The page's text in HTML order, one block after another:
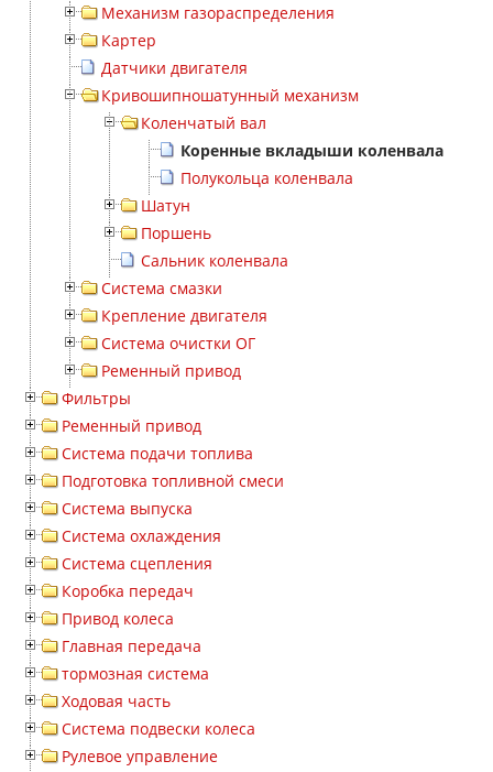
Механизм газораспределения
Картер
Датчики двигателя
Кривошипношатунный механизм
Коленчатый вал
Коренные вкладыши коленвала
Полукольца коленвала
Шатун
Поршень
Сальник коленвала
Система смазки
Крепление двигателя
Система очистки ОГ
Ременный привод
Фильтры
Ременный привод
Система подачи топлива
Подготовка топливной смеси
Система выпуска
Система охлаждения
Система сцепления
Коробка передач
Привод колеса
Главная передача
тормозная система
Ходовая часть
Система подвески колеса
Рулевое управление